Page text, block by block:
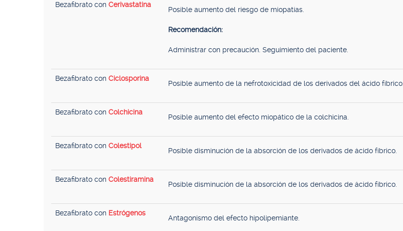
Bezafibrato con Cerivastatina
Posible aumento del riesgo de miopatías.
Recomendación:
Administrar con precaución. Seguimiento del paciente.
Bezafibrato con Ciclosporina
Posible aumento de la nefrotoxicidad de los derivados del ácido fíbrico.
Bezafibrato con Colchicina
Posible aumento del efecto miopático de la colchicina.
Bezafibrato con Colestipol
Posible disminución de la absorción de los derivados de ácido fíbrico.
Bezafibrato con Colestiramina
Posible disminución de la absorción de los derivados de ácido fíbrico.
Bezafibrato con Estrógenos
Antagonismo del efecto hipolipemiante.